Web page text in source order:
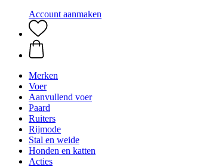
Account aanmaken
Merken
Voer
Aanvullend voer
Paard
Ruiters
Rijmode
Stal en weide
Honden en katten
Acties